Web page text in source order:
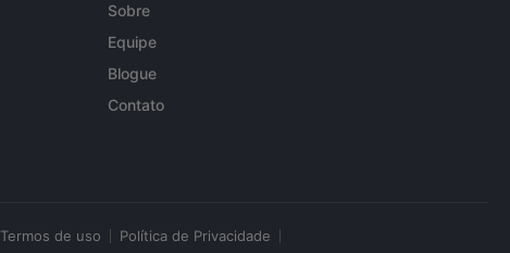
Sobre
Equipe
Blogue
Contato
Termos de uso Política de Privacidade